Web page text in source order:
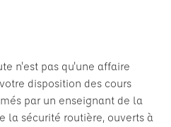
n'est pas qu'une affaire
disposition des cours
par un enseignant de la
la sécurité routière, ouverts à